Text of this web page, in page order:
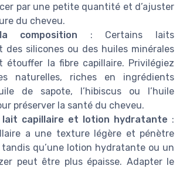
par une petite quantité et d’ajuster
du cheveu.
composition : Certains laits
des silicones ou des huiles minérales
étouffer la fibre capillaire. Privilégiez
naturelles, riches en ingrédients
de sapote, l’hibiscus ou l’huile
préserver la santé du cheveu.
lait capillaire et lotion hydratante :
a une texture légère et pénètre
qu’une lotion hydratante ou un
peut être plus épaisse. Adapter le